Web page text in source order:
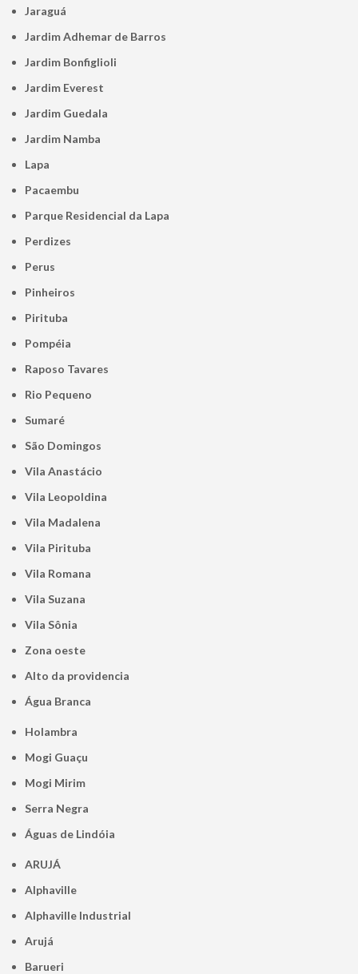
Jaraguá
Jardim Adhemar de Barros
Jardim Bonfiglioli
Jardim Everest
Jardim Guedala
Jardim Namba
Lapa
Pacaembu
Parque Residencial da Lapa
Perdizes
Perus
Pinheiros
Pirituba
Pompéia
Raposo Tavares
Rio Pequeno
Sumaré
São Domingos
Vila Anastácio
Vila Leopoldina
Vila Madalena
Vila Pirituba
Vila Romana
Vila Suzana
Vila Sônia
Zona oeste
alto da providencia
Água Branca
Holambra
Mogi Guaçu
Mogi Mirim
Serra Negra
Águas de Lindóia
ARUJÁ
Alphaville
Alphaville Industrial
Arujá
Barueri